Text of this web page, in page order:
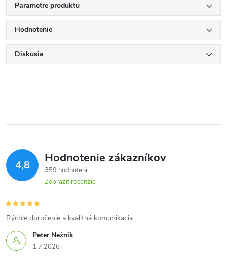
Parametre produktu
Hodnotenie
Diskusia
4,8 Hodnotenie zákazníkov
359 hodnotení
Zobraziť recenzie
Peter Nežnik
1.7.2026
Rýchle doručenie a kvalitná komunikácia